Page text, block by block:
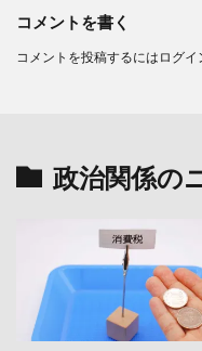
コメントを書く
コメントを投稿するには ログイ
政治関係の